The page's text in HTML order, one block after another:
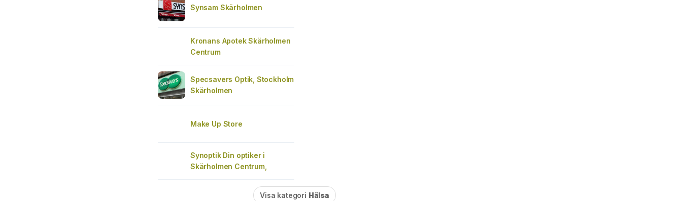
Synsam Skärholmen
Kronans Apotek Skärholmen
Centrum
Specsavers Optik, Stockholm
Skärholmen
Make Up Store
Synoptik Din optiker i
Skärholmen Centrum,
Visa kategori Hälsa